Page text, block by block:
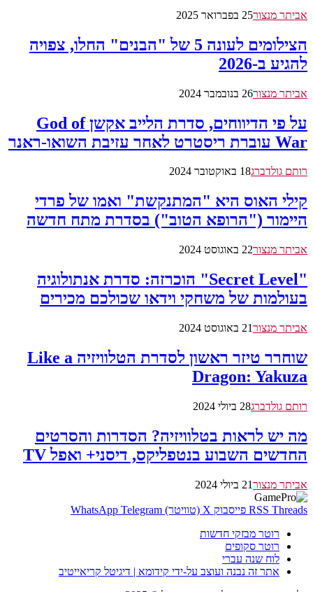
אביתר מנצור25 בפברואר 2025
הצילומים לעונה 5 של "הבנים" החלו, צפויה
להגיע ב-2026
אביתר מנצור26 בנובמבר 2024
על פי הדיווחים, סדרת הלייב אקשן God of
War עוברת ריסטרט לאחר עזיבת השואו-ראנר
רותם גולדברג18 באוקטובר 2024
קילי האוס היא "המתנקשת" ואמו של פרדי
היימור ("הרופא הטוב") בסדרת מתח חדשה
אביתר מנצור22 באוגוסט 2024
"Secret Level" הוכרזה: סדרת אנתולוגיה
בעולמות של משחקי וידאו שכולכם מכירים
אביתר מנצור21 באוגוסט 2024
שוחרר טיזר ראשון לסדרת הטלוויזיה Like a
Dragon: Yakuza
רותם גולדברג28 ביולי 2024
מה יש לראות בטלוויזיה? הסדרות והסרטים
החדשים השבוע בנטפליקס, דיסני+ ואפל TV
אביתר מנצור21 ביולי 2024
RSS Threads פייסבוק X (טוויטר) WhatsApp Telegram
רוטר מבזקי חדשות
רוטר סקופים
לוח שנה עברי
אתר זה נבנה ועוצב על-ידי קידומא | דיגיטל קריאייטיב